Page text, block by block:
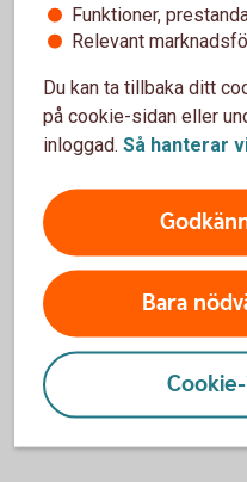
Vår ränta är alltid
därför skilja sig från
Din inkomst/
Storlek på lånet i
värde
Funktioner,
Relevant
Du kan ta tillbaka ditt
på cookie-sidan eller
inloggad. Så hanterar
Bara